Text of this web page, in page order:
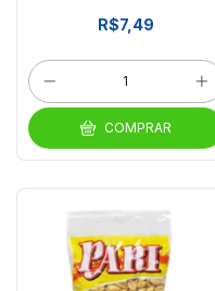
R$7,49
COMPRAR